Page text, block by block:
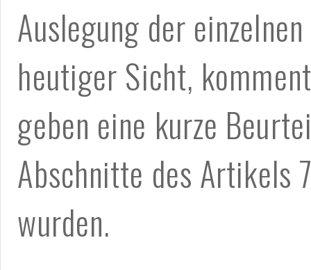
Auslegung der
heutiger Sicht,
geben eine kurze
Abschnitte des Artikels
wurden.